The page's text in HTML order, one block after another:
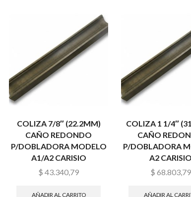
COLIZA 7/8″ (22.2MM)
CAÑO REDONDO
P/DOBLADORA MODELO
A1/A2 CARISIO
$ 43.340,79
AÑADIR AL CARRITO
COLIZA 1 1/4″
CAÑO
P/DOBLADORA
A2 CARISIO
$ 68.803,79
AÑADIR AL